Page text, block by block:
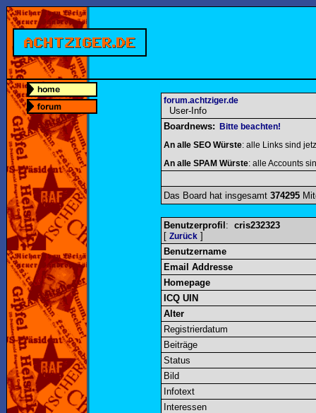
forum.achtziger.de
User-Info
Boardnews:
Bitte beachten!
An alle SEO Würste: alle Links sind
An alle SPAM Würste: alle Accounts
Das Board hat insgesamt 374295
Benutzerprofil : cris232323
[ Zurück ]
Benutzername
Email Addresse
Homepage
ICQ UIN
Alter
Registrierdatum
Beiträge
Status
Bild
Infotext
Interessen